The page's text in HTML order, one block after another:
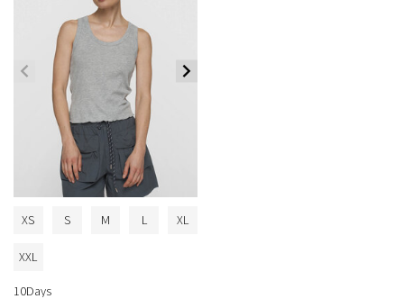
XS S M L XL
XXL
10Days